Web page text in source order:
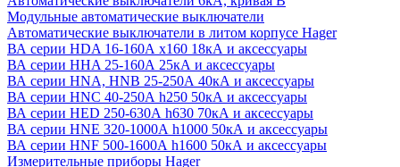
Модульные автоматические выключатели
Автоматические выключатели в литом корпусе Hager
ВА серии HDA 16-160А x160 18кА и аксессуары
ВА серии HHA 25-160А 25кА и аксессуары
ВА серии HNA, HNB 25-250А 40кА и аксессуары
ВА серии HNC 40-250А h250 50кА и аксессуары
ВА серии HED 250-630А h630 70кА и аксессуары
ВА серии HNE 320-1000А h1000 50кА и аксессуары
ВА серии HNF 500-1600А h1600 50кА и аксессуары
Измерительные приборы Hager